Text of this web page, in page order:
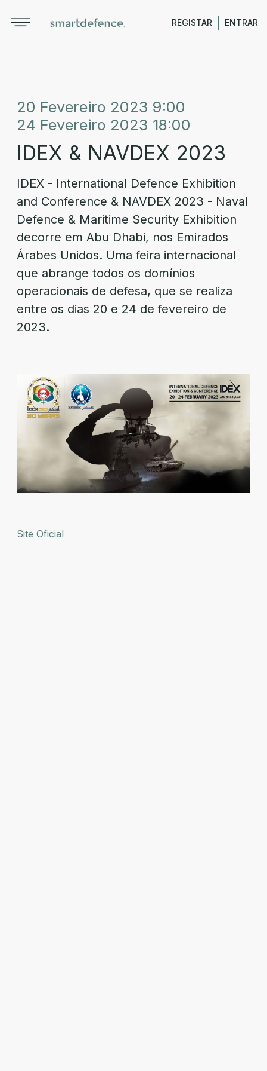
REGISTAR ENTRAR
20 Fevereiro 2023 9:00
24 Fevereiro 2023 18:00
IDEX & NAVDEX 2023
IDEX - International Defence Exhibition
and Conference & NAVDEX 2023 - Naval
Defence & Maritime Security Exhibition
decorre em Abu Dhabi, nos Emirados
Árabes Unidos. Uma feira internacional
que abrange todos os domínios
operacionais de defesa, que se realiza
entre os dias 20 e 24 de fevereiro de
2023.
Site Oficial